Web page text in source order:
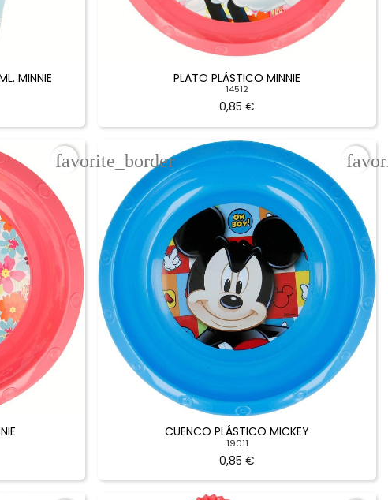
MINNIE PLATO PLÁSTICO MINNIE
14512
0,85 €
favorite_border
CUENCO PLÁSTICO MICKEY
19011
0,85 €